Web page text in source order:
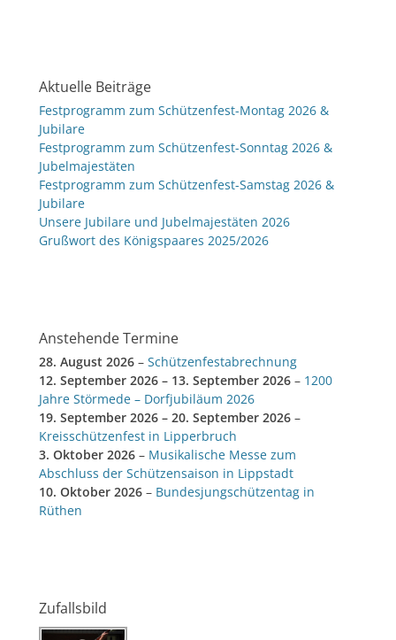
Aktuelle Beiträge
Festprogramm zum Schützenfest-Montag 2026 &
Jubilare
Festprogramm zum Schützenfest-Sonntag 2026 &
Jubelmajestäten
Festprogramm zum Schützenfest-Samstag 2026 &
Jubilare
Unsere Jubilare und Jubelmajestäten 2026
Grußwort des Königspaares 2025/2026
Anstehende Termine
28. August 2026 – Schützenfestabrechnung
12. September 2026 – 13. September 2026 – 1200
Jahre Störmede – Dorfjubiläum 2026
19. September 2026 – 20. September 2026 –
Kreisschützenfest in Lipperbruch
3. Oktober 2026 – Musikalische Messe zum
Abschluss der Schützensaison in Lippstadt
10. Oktober 2026 – Bundesjungschützentag in
Rüthen
Zufallsbild